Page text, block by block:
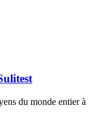
du monde entier à